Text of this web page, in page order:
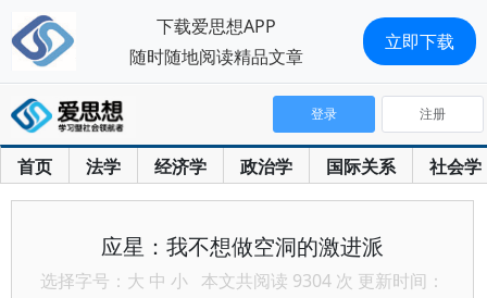
首页 法学 经济学 政治学 国际关系 社会学
登录 注册
应星：我不想做空洞的激进派
选择字号： 大 中 小 本文共阅读 9304 次 更新时间：
下载爱思想APP
随时随地阅读精品文章
立即下载